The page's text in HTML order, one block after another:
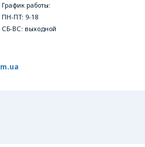
График работы:
ПН-ПТ: 9-18
СБ-ВС: выходной